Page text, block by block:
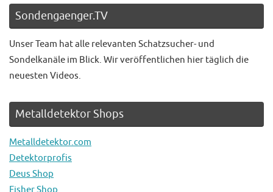
Sondengaenger.TV
Unser Team hat alle relevanten Schatzsucher- und
Sondelkanäle im Blick. Wir veröffentlichen hier täglich die
neuesten Videos.
Metalldetektor Shops
Metalldetektor.com
Detektorprofis
Deus Shop